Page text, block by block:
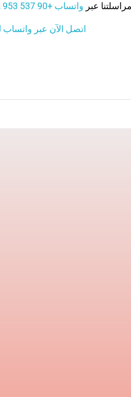
عبر واتساب +90 537 953 32 97
اتصل الآن عبر واتساب